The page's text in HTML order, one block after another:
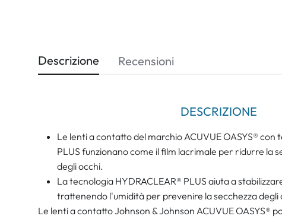
Descrizione
DESCRIZIONE
Le lenti a contatto del marchio ACUVUE OASYS® con
PLUS funzionano come il film lacrimale per ridurre la
degli occhi.
La tecnologia HYDRACLEAR® PLUS aiuta a
trattenendo l'umidità per prevenire la secchezza degli
Le lenti a contatto Johnson & Johnson ACUVUE OASYS®
Recensioni